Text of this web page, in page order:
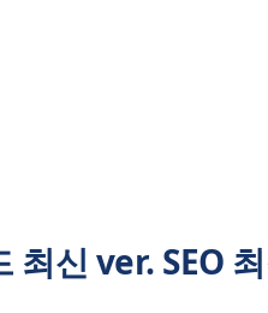
최신 ver. SEO